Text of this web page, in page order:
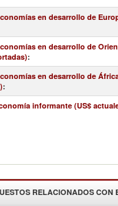
en desarrollo de
en desarrollo de
:
en desarrollo de
:
informante (US$
RELACIONADOS CON